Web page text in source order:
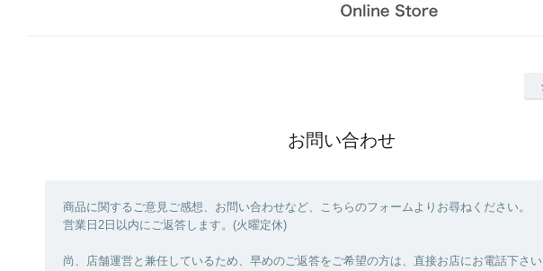
お問い合わせ
商品に関するご意見ご感想、お問い合わせなど、こちらのフォームよりお尋ねください。
営業日2日以内にご返答します。(火曜定休)
尚、店舗運営と兼任しているため、早めのご返答をご希望の方は、直接お店にお電話下さい